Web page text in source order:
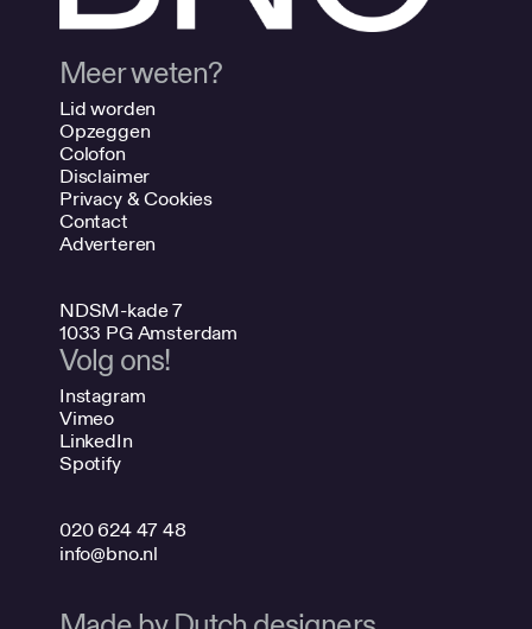
Meer weten?
Lid worden
Opzeggen
Colofon
Disclaimer
Privacy & Cookies
Contact
Adverteren
NDSM-kade 7
1033 PG Amsterdam
Volg ons!
Instagram
Vimeo
LinkedIn
Spotify
020 624 47 48
info@bno.nl